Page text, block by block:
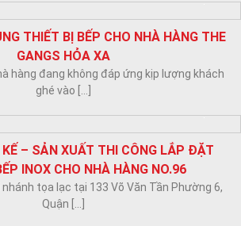
tại bàn đang rất được ưa chuộng vì cảm
giác [...]